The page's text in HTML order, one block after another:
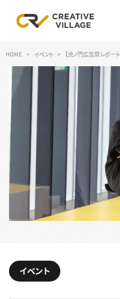
ログイン
RECRUIT
クリエイター求人を
CREATIVE JOB求
特集求人
採用説明会
転職支援サービス
スキルアップしたい！
スキルアップしたい！
TOP Creator’s コラ
HOME イベント 【虎ノ門広告祭レポー
イベント